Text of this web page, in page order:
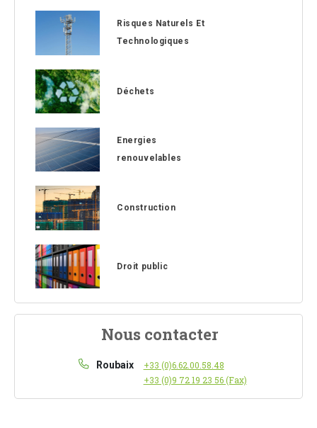
Risques Naturels Et
Technologiques
Déchets
Energies
renouvelables
Construction
Droit public
Nous contacter
Roubaix
+33 (0)6.62.00.58.48
+33 (0)9 72 19 23 56 (Fax)